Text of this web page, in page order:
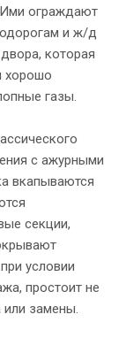
Ими ограждают
и ж/д
которая
хорошо
газы.
с ажурными
вкапываются
секции,
условии
простоит не
или замены.